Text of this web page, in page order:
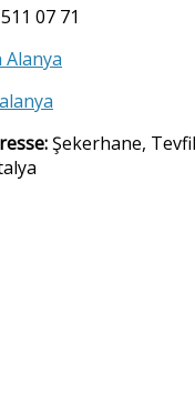
07 71
Alanya
Şekerhane,